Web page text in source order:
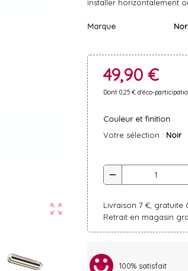
zoom_out_map
installer horizontalement
Marque
49,90 €
Dont 0,25 € d'éco-
Couleur et finition
Votre sélection : Noir
remove
Livraison 7 €, gratuite
Retrait en magasin
100% satisfait